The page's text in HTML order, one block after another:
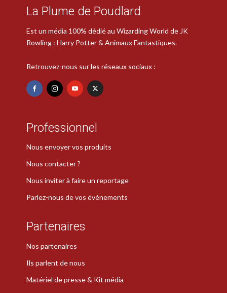
La Plume de Poudlard
Est un média 100% dédié au Wizarding World de JK
Rowling : Harry Potter & Animaux Fantastiques.
Retrouvez-nous sur les réseaux sociaux :
Professionnel
Nous envoyer vos produits
Nous contacter ?
Nous inviter à faire un reportage
Parlez-nous de vos événements
Partenaires
Nos partenaires
Ils parlent de nous
Matériel de presse & Kit média